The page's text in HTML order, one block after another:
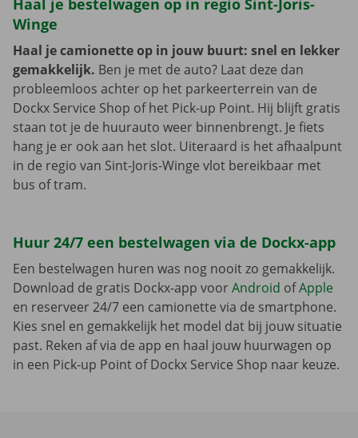
Haal je bestelwagen op in regio Sint-Joris-
Winge
Haal je camionette op in jouw buurt: snel en lekker
gemakkelijk. Ben je met de auto? Laat deze dan
probleemloos achter op het parkeerterrein van de
Dockx Service Shop of het Pick-up Point. Hij blijft gratis
staan tot je de huurauto weer binnenbrengt. Je fiets
hang je er ook aan het slot. Uiteraard is het afhaalpunt
in de regio van Sint-Joris-Winge vlot bereikbaar met
bus of tram.
Huur 24/7 een bestelwagen via de Dockx-app
Een bestelwagen huren was nog nooit zo gemakkelijk.
Download de gratis Dockx-app voorAndroid ofApple
en reserveer 24/7 een camionette via de smartphone.
Kies snel en gemakkelijk het model dat bij jouw situatie
past. Reken af via de app en haal jouw huurwagen op
in een Pick-up Point of Dockx Service Shop naar keuze.